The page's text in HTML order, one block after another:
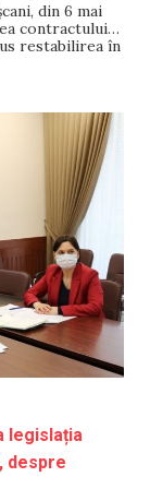
din 6 mai
contractului
restabilirea în
„Lucian
legislația
despre